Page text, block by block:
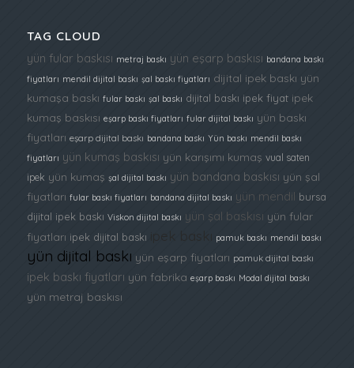
TAG CLOUD
yün fular baskısı metraj baskı yün eşarp baskısı bandana baskı
fiyatları mendil dijital baskı şal baskı fiyatları dijital ipek baskı yün
kumaşa baskı fular baskı şal baskı dijital baskı ipek fiyat ipek
kumaş baskısı eşarp baskı fiyatları fular dijital baskı yün baskı
fiyatları eşarp dijital baskı bandana baskı Yün baskı mendil baskı
fiyatları yün kumaş baskısı yün karışımı kumaş vual saten
ipek yün kumaş şal dijital baskı yün bandana baskısı yün şal
fiyatları fular baskı fiyatları bandana dijital baskı yün mendil bursa
dijital ipek baskı Viskon dijital baskı yün şal baskısı yün fular
fiyatları ipek dijital baskı pamuk baskı mendil baskı
yün dijital baskı yün eşarp fiyatları pamuk dijital baskı
ipek baskı fiyatları yün fabrika eşarp baskı Modal dijital baskı
yün metraj baskısı